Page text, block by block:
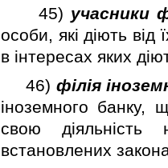
45) учасники
особи, якi дiють вiд
в iнтересах яких
46) фiлiя
iноземного банку,
свою дiяльнiсть
встановлених